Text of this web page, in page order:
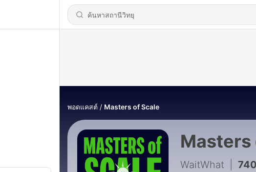
พอดแคสต์ Masters of Scale
Masters
WaitWhat 740 - Always be